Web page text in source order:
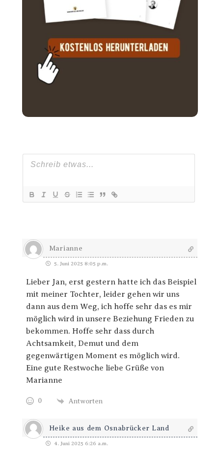
Marianne
5. Juni 2025 8:05 p.m.
Lieber Jan, erst gestern hatte ich das Beispiel
mit meiner Tochter, leider gehen wir uns
dann aus dem Weg, ich hoffe sehr das es mir
möglich wird in unsere Beziehung Frieden zu
bekommen. Hoffe sehr dass durch
Achtsamkeit, Demut und dem
gegenwärtigen Moment es möglich wird.
Eine gute Restwoche liebe Grüße von
Marianne
0 Antworten
Heike aus dem Osnabrücker Land
4. Juni 2025 6:26 a.m.